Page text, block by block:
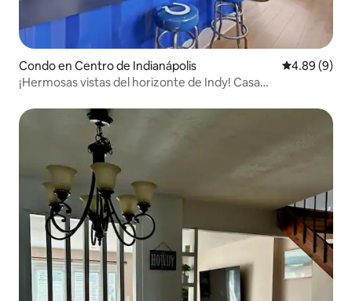
Condo en Centro de Indianápolis Calificación
4.89 (9)
¡Hermosas vistas del horizonte de Indy! Casa